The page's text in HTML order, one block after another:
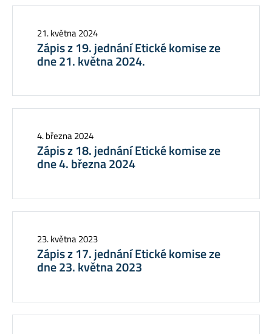
21. května 2024
Zápis z 19. jednání Etické komise ze
dne 21. května 2024.
4. března 2024
Zápis z 18. jednání Etické komise ze
dne 4. března 2024
23. května 2023
Zápis z 17. jednání Etické komise ze
dne 23. května 2023